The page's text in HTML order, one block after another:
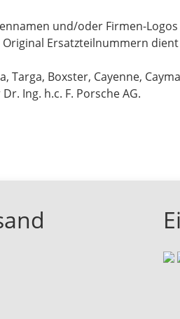
und/oder Firmen-
Ersatzteilnummern
Targa, Boxster, Cayenne,
Ing. h.c. F. Porsche AG.